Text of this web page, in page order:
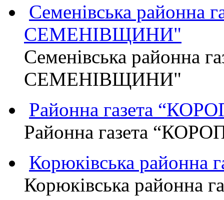
Семенівська районна
СЕМЕНІВЩИНИ"
Семенівська районна
СЕМЕНІВЩИНИ"
Районна газета
Районна газета
Корюківська районна
Корюківська районна